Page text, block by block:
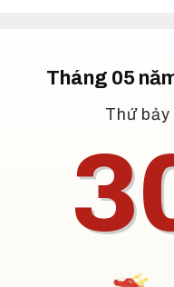
Tháng 05
Thứ bảy